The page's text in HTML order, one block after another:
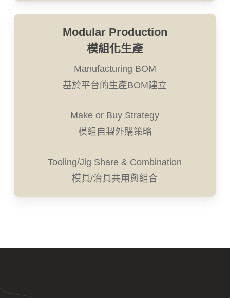
Modular Production
模組化生產
Manufacturing BOM
基於平台的生產BOM建立
Make or Buy Strategy
模組自製外購策略
Tooling/Jig Share & Combination
模具/治具共用與組合